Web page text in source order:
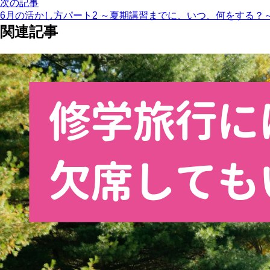
次の記事
6月の活かし方パート2 ～夏期講習までに、いつ、何をする？
関連記事